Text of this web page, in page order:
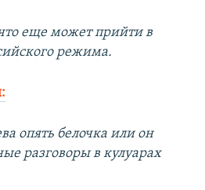
еще может прийти в
режима.
опять белочка или он
разговоры в кулуарах